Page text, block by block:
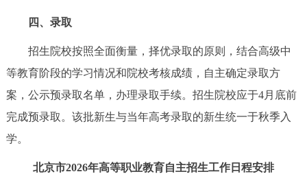
DEUTSCH
ESPAÑOL PORTUGUÊS
ITALIANO
四、录取
招生院校按照全面衡量，择优录取的原则，结合高级中
等教育阶段的学习情况和院校考核成绩，自主确定录取方
案，公示预录取名单，办理录取手续。招生院校应于4月底前
完成预录取。该批新生与当年高考录取的新生统一于秋季入
学。
北京市2026年高等职业教育自主招生工作日程安排